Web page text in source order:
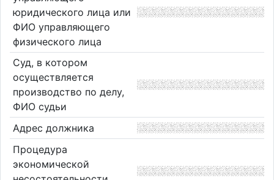
юридического лица или
ФИО управляющего
физического лица
Суд, в котором
осуществляется
производство по делу,
ФИО судьи
Адрес должника
Процедура
экономической